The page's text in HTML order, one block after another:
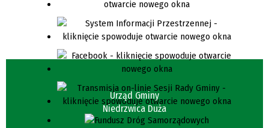
Urząd Gminy
Niedrzwica Duża